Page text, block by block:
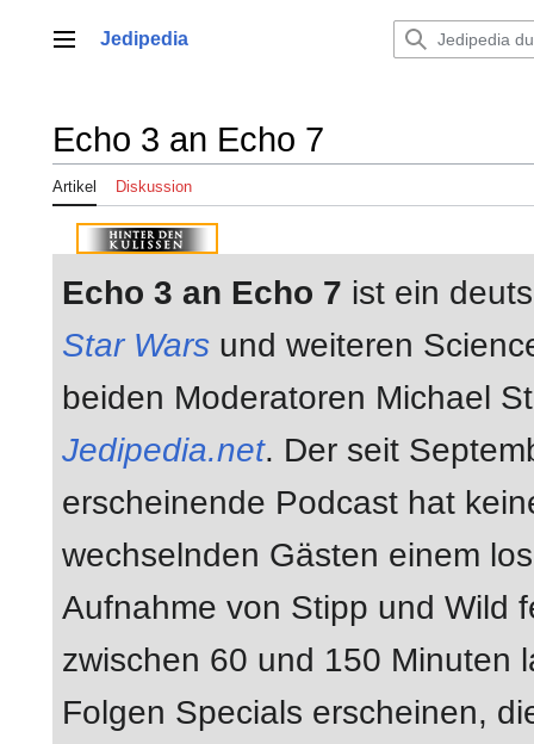
springenHauptmenü
Jedipedia
Echo 3 an Echo 7
Artikel Diskussion
Echo 3 an Echo 7 ist ein
Star Wars und weiteren
beiden Moderatoren Michael
Jedipedia.net. Der seit
erscheinende Podcast hat
wechselnden Gästen einem
Aufnahme von Stipp und Wild
zwischen 60 und 150 Minuten
Folgen Specials erscheinen,